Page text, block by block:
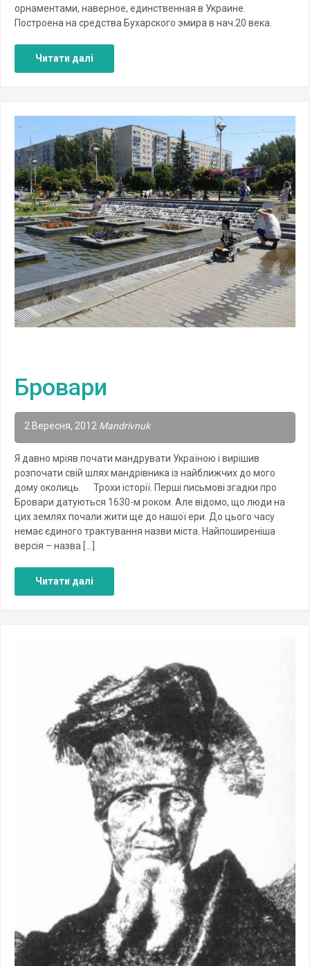
орнаментами, наверное, единственная в Украине.
Построена на средства Бухарского эмира в нач.20 века.
Читати далі
Бровари
2 Вересня, 2012 Mandrivnuk
Я давно мріяв почати мандрувати Україною і вирішив
розпочати свій шлях мандрівника із найближчих до мого
дому околиць. Трохи історії. Перші письмові згадки про
Бровари датуються 1630-м роком. Але відомо, що люди на
цих землях почали жити ще до нашої ери. До цього часу
немає єдиного трактування назви міста. Найпоширеніша
версія – назва […]
Читати далі